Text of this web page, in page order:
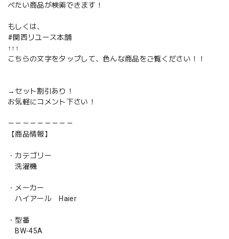
べたい商品が検索できます！
もしくは、
#関西リユース本舗
↑↑↑
こちらの文字をタップして、色んな商品をご覧ください！！
→セット割引あり！
お気軽にコメント下さい！
－－－－－－－－－
【商品情報】
・カテゴリー
洗濯機
・メーカー
ハイアール Haier
・型番
BW-45A